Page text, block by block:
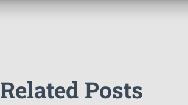
Related Posts